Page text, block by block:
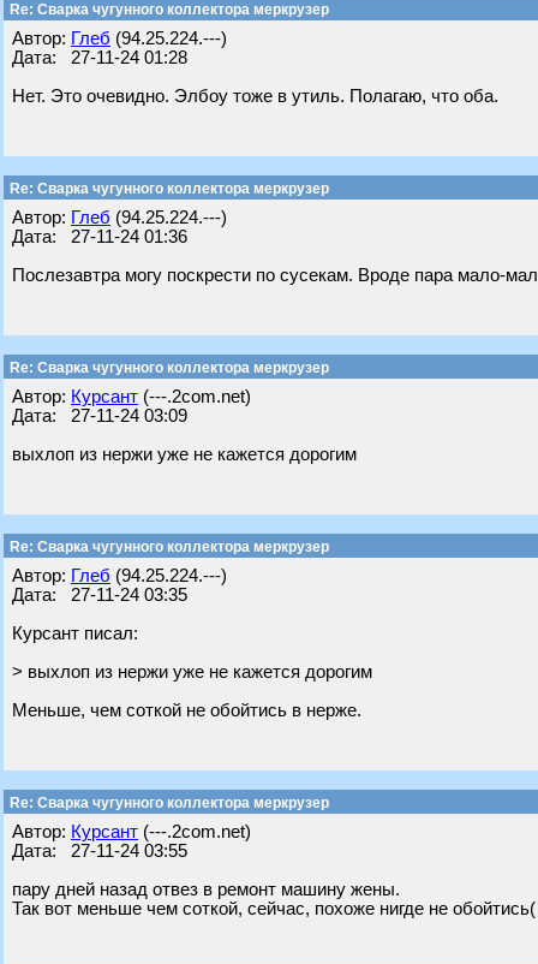
Re: Сварка чугунного коллектора меркрузер
Автор: Глеб (94.25.224.---)
Дата: 27-11-24 01:28
Нет. Это очевидно. Элбоу тоже в утиль. Полагаю, что оба.
Re: Сварка чугунного коллектора меркрузер
Автор: Глеб (94.25.224.---)
Дата: 27-11-24 01:36
Послезавтра могу поскрести по сусекам. Вроде пара мало-
Re: Сварка чугунного коллектора меркрузер
Автор: Курсант (---.2com.net)
Дата: 27-11-24 03:09
выхлоп из нержи уже не кажется дорогим
Re: Сварка чугунного коллектора меркрузер
Автор: Глеб (94.25.224.---)
Дата: 27-11-24 03:35
Курсант писал:
> выхлоп из нержи уже не кажется дорогим
Меньше, чем соткой не обойтись в нерже.
Re: Сварка чугунного коллектора меркрузер
Автор: Курсант (---.2com.net)
Дата: 27-11-24 03:55
пару дней назад отвез в ремонт машину жены.
Так вот меньше чем соткой, сейчас, похоже нигде не обойтись(